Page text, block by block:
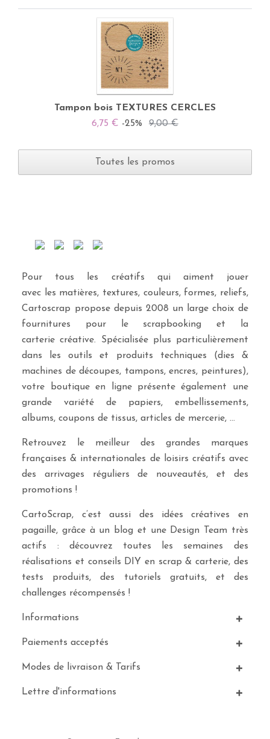
Tampon bois TEXTURES CERCLES
6,75 € -25% 9,00 €
Toutes les promos
Pour tous les créatifs qui aiment jouer
avec les matières, textures, couleurs, formes, reliefs,
Cartoscrap propose depuis 2008 un large choix de
fournitures pour le scrapbooking et la
carterie créative. Spécialisée plus particulièrement
dans les outils et produits techniques (dies &
machines de découpes, tampons, encres, peintures),
votre boutique en ligne présente également une
grande variété de papiers, embellissements,
albums, coupons de tissus, articles de mercerie, …
Retrouvez le meilleur des grandes marques
françaises & internationales de loisirs créatifs avec
des arrivages réguliers de nouveautés, et des
promotions !
CartoScrap, c’est aussi des idées créatives en
pagaille, grâce à un blog et une Design Team très
actifs : découvrez toutes les semaines des
réalisations et conseils DIY en scrap & carterie, des
tests produits, des tutoriels gratuits, et des
challenges récompensés !
Informations
Paiements acceptés
Modes de livraison & Tarifs
Lettre d'informations